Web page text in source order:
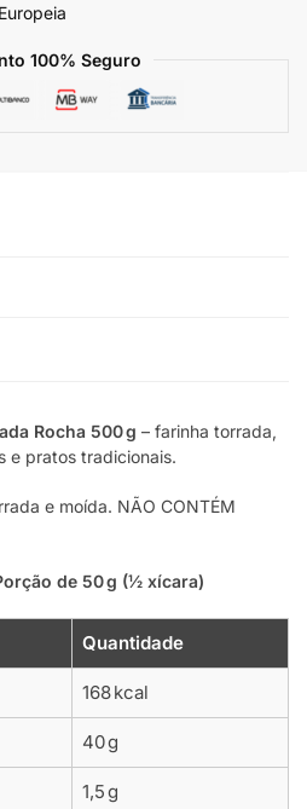
100% Seguro
Rocha 500 g – farinha torrada,
e pratos tradicionais.
e moída. NÃO CONTÉM
de 50 g (½ xícara)
Quantidade
168 kcal
40 g
1,5 g